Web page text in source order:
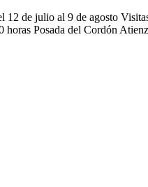
12 de julio al 9 de agosto
horas Posada del Cordón